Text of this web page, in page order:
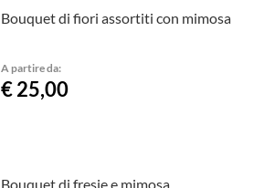
Bouquet di fiori assortiti con mimosa
A partire da:
€ 25,00
Bouquet di fresie e mimosa